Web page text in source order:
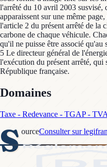
l'arrêté du 10 avril 2003 susvisé,
apparaissent sur une même
l'article 2 du présent arrêté de la
carbone de chaque véhicule.
qu'il ne puisse être associé
5 Le directeur général de
l'exécution du présent arrêté,
République française.
Domaines
Taxe - Redevance - TGAP -
S ourceConsulter sur